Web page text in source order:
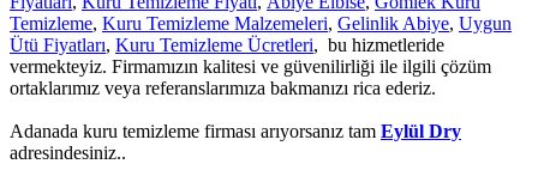
Temizleme, Kuru Temizleme Malzemeleri, Gelinlik Abiye, Uygun
Ütü Fiyatları, Kuru Temizleme Ücretleri, bu hizmetleride
vermekteyiz. Firmamızın kalitesi ve güvenilirliği ile ilgili çözüm
ortaklarımız veya referanslarımıza bakmanızı rica ederiz.
Adanada kuru temizleme firması arıyorsanız tam Eylül Dry
adresindesiniz..